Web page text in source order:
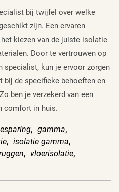
bij twijfel over welke
zijn. Een ervaren
kiezen van de juiste isolatie
Door te vertrouwen op
specialist, kun je ervoor zorgen
de specifieke behoeften en
ben je verzekerd van een
comfort in huis.
, gamma,
, isolatie gamma,
, vloerisolatie,